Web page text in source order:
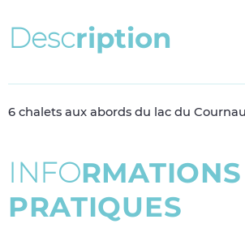
Description
6 chalets aux abords du lac du
INFORMATIONS
PRATIQUES